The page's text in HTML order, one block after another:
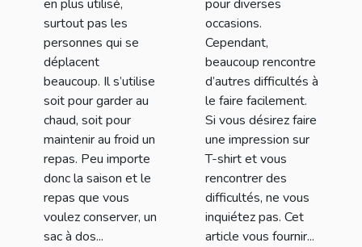
en plus utilisé,
surtout pas les
personnes qui se
déplacent
beaucoup. Il s’utilise
soit pour garder au
chaud, soit pour
maintenir au froid un
repas. Peu importe
donc la saison et le
repas que vous
voulez conserver, un
sac à dos...
pour diverses
occasions.
Cependant,
beaucoup rencontre
d’autres difficultés à
le faire facilement.
Si vous désirez faire
une impression sur
T-shirt et vous
rencontrer des
difficultés, ne vous
inquiétez pas. Cet
article vous fournir...